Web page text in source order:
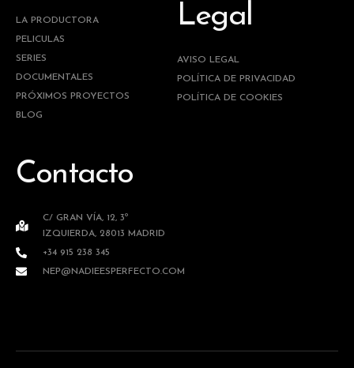
LA PRODUCTORA
PELICULAS
SERIES
DOCUMENTALES
PRÓXIMOS PROYECTOS
BLOG
Legal
AVISO LEGAL
POLÍTICA DE PRIVACIDAD
POLÍTICA DE COOKIES
Contacto
C/ GRAN VÍA, 12, 3º
IZQUIERDA, 28013 MADRID
+34 915 238 345
NEP@NADIEESPERFECTO.COM